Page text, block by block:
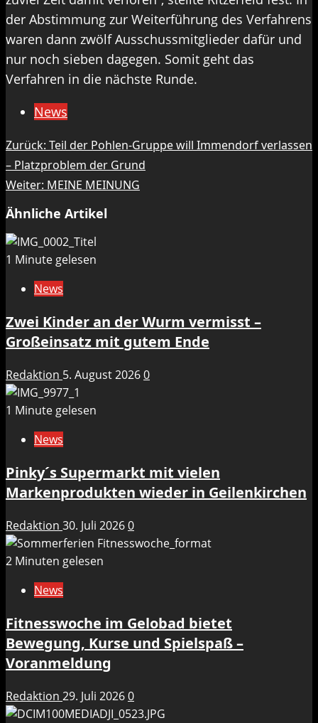
der Abstimmung zur Weiterführung des Verfahrens
waren dann zwölf Ausschussmitglieder dafür und
nur noch sieben dagegen. Somit geht das
Verfahren in die nächste Runde.
News
Beitragsnavigation
Zurück: Teil der Pohlen-Gruppe will Immendorf verlassen
– Platzproblem der Grund
Weiter: MEINE MEINUNG
Ähnliche Artikel
1 Minute gelesen
News
Zwei Kinder an der Wurm vermisst –
Großeinsatz mit gutem Ende
Redaktion 5. August 20260
1 Minute gelesen
News
Pinky´s Supermarkt mit vielen
Markenprodukten wieder in Geilenkirchen
Redaktion 30. Juli 20260
2 Minuten gelesen
News
Fitnesswoche im Gelobad bietet
Bewegung, Kurse und Spielspaß –
Voranmeldung
Redaktion 29. Juli 20260